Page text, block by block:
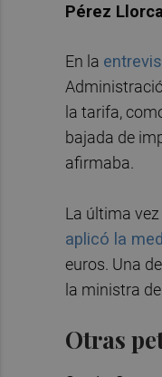
Pérez Llorca
En la
la tarifa,
bajada de
afirmaba.
La última
aplicó la
euros. Una
la ministra
Otras